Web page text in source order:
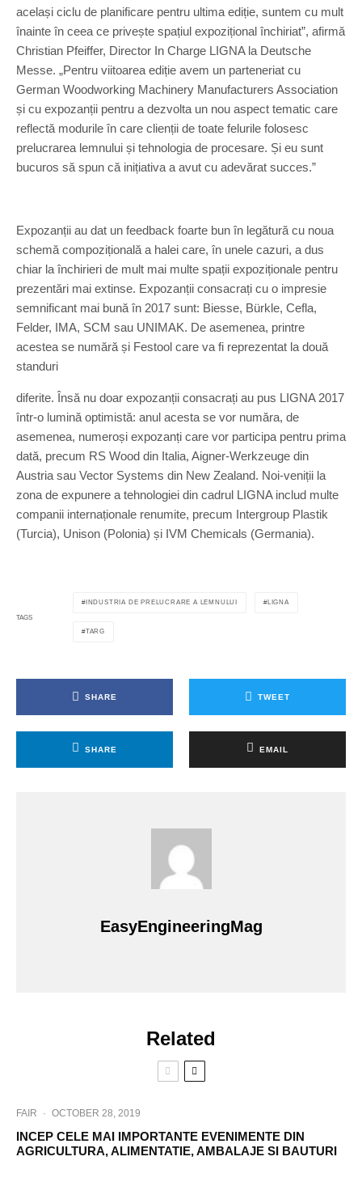
același ciclu de planificare pentru ultima ediție, suntem cu mult
înainte în ceea ce privește spațiul expozițional închiriat”, afirmă
Christian Pfeiffer, Director In Charge LIGNA la Deutsche
Messe. „Pentru viitoarea ediție avem un parteneriat cu
German Woodworking Machinery Manufacturers Association
și cu expozanții pentru a dezvolta un nou aspect tematic care
reflectă modurile în care clienții de toate felurile folosesc
prelucrarea lemnului și tehnologia de procesare. Și eu sunt
bucuros să spun că inițiativa a avut cu adevărat succes.”
Expozanții au dat un feedback foarte bun în legătură cu noua
schemă compozițională a halei care, în unele cazuri, a dus
chiar la închirieri de mult mai multe spații expoziționale pentru
prezentări mai extinse. Expozanții consacrați cu o impresie
semnificant mai bună în 2017 sunt: Biesse, Bürkle, Cefla,
Felder, IMA, SCM sau UNIMAK. De asemenea, printre
acestea se numără și Festool care va fi reprezentat la două
standuri
diferite. Însă nu doar expozanții consacrați au pus LIGNA 2017
într-o lumină optimistă: anul acesta se vor număra, de
asemenea, numeroși expozanți care vor participa pentru prima
dată, precum RS Wood din Italia, Aigner-Werkzeuge din
Austria sau Vector Systems din New Zealand. Noi-veniții la
zona de expunere a tehnologiei din cadrul LIGNA includ multe
companii internaționale renumite, precum Intergroup Plastik
(Turcia), Unison (Polonia) și IVM Chemicals (Germania).
TAGS
INDUSTRIA DE PRELUCRARE A LEMNULUI LIGNA
TARG
SHARE TWEET
SHARE EMAIL
EasyEngineeringMag
Related
FAIR · OCTOBER 28, 2019
INCEP CELE MAI IMPORTANTE EVENIMENTE DIN
AGRICULTURA, ALIMENTATIE, AMBALAJE SI BAUTURI